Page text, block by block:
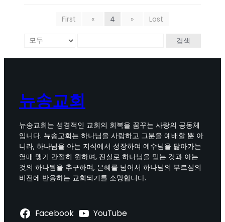
First « 4 » Last
검색
뉴송교회
뉴송교회는 성경적인 교회의 회복을 꿈꾸는 사랑의 공동체
입니다. 뉴송교회는 하나님을 사랑하고 그분을 예배할 뿐 아
니라, 하나님을 아는 지식에서 성장하여 예수님을 닮아가는
열매 맺기 간절히 원하며, 진실로 하나님을 믿는 것과 아는
것의 하나됨을 추구하며, 은혜를 넘어서 하나님의 부르심의
비전에 반응하는 교회되기를 소망합니다.
Facebook YouTube